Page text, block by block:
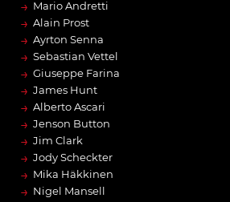
→ Mario Andretti
→ Alain Prost
→ Ayrton Senna
→ Sebastian Vettel
→ Giuseppe Farina
→ James Hunt
→ Alberto Ascari
→ Jenson Button
→ Jim Clark
→ Jody Scheckter
→ Mika Häkkinen
→ Nigel Mansell